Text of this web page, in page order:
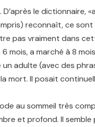
le dictionnaire,
reconnaît, ce
pas vraiment dans
a marché à 8
adulte (avec des
Il posait
au sommeil très
et profond. Il